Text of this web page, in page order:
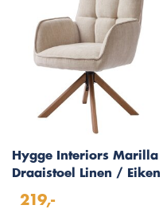
Hygge Interiors Marilla
Draaistoel Linen / Eiken
219,-